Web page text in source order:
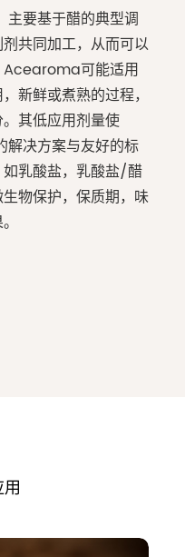
要基于醋的典型调
共同加工，从而可以
Acearoma可能适用
新鲜或煮熟的过程，
其低应用剂量使
决方案与友好的标
乳酸盐，乳酸盐/醋
物保护，保质期，味